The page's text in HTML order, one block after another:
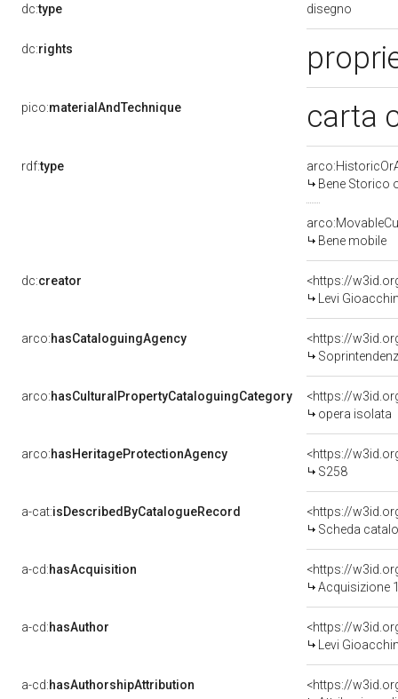
dc:type disegno
dc:rights
pico:materialAndTechnique carta
rdf:type
Bene Storico
Bene mobile
dc:creator
<https://
Levi
arco:hasCataloguingAgency
<https://
arco:hasCulturalPropertyCataloguingCategory
<https://
opera isolata
arco:hasHeritageProtectionAgency
<https://
S258
a-cat:isDescribedByCatalogueRecord
<https://
Scheda
a-cd:hasAcquisition
<https://
Acquisizione
a-cd:hasAuthor
<https://
Levi
a-cd:hasAuthorshipAttribution
<https://